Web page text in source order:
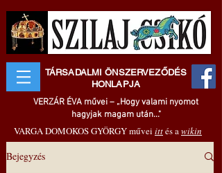
TÁRSADALMI ÖNSZERVEZŐDÉS
HONLAPJA
VERZÁR ÉVA művei – „Hogy valami nyomot
hagyjak magam után..."
VARGA DOMOKOS GYÖRGY művei ittés awikin
Bejegyzés